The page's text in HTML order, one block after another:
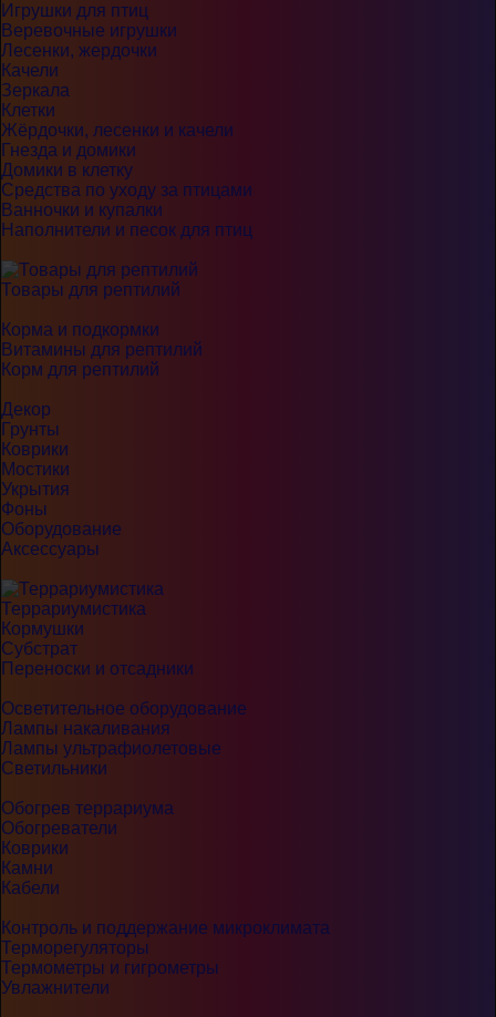
Игрушки для птиц
Веревочные игрушки
Лесенки, жердочки
Качели
Зеркала
Клетки
Жёрдочки, лесенки и качели
Гнезда и домики
Домики в клетку
Средства по уходу за птицами
Ванночки и купалки
Наполнители и песок для птиц
Товары для рептилий
Корма и подкормки
Витамины для рептилий
Корм для рептилий
Декор
Грунты
Коврики
Мостики
Укрытия
Фоны
Оборудование
Аксессуары
Террариумистика
Кормушки
Субстрат
Переноски и отсадники
Осветительное оборудование
Лампы накаливания
Лампы ультрафиолетовые
Светильники
Обогрев террариума
Обогреватели
Коврики
Камни
Кабели
Контроль и поддержание микроклимата
Терморегуляторы
Термометры и гигрометры
Увлажнители